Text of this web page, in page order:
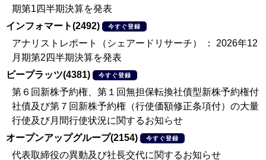
期第1四半期決算を発表
インフォマート(2492)
今すぐ登録
アナリストレポート（シェアードリサーチ） ： 2026年12
月期第2四半期決算を発表
ビープラッツ(4381)
今すぐ登録
第６回新株予約権、第１回無担保転換社債型新株予約権付
社債及び第７回新株予約権（行使価額修正条項付）の大量
行使及び月間行使状況に関するお知らせ
オープンアップグループ(2154)
今すぐ登録
代表取締役の異動及び社長交代に関するお知らせ